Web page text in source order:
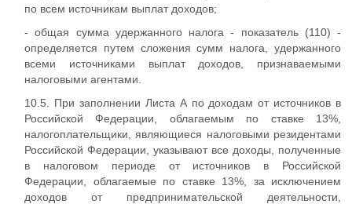
по всем источникам выплат доходов;
- общая сумма удержанного налога - показатель (110) -
определяется путем сложения сумм налога, удержанного
всеми источниками выплат доходов, признаваемыми
налоговыми агентами.
10.5. При заполнении Листа А по доходам от источников в
Российской Федерации, облагаемым по ставке 13%,
налогоплательщики, являющиеся налоговыми резидентами
Российской Федерации, указывают все доходы, полученные
в налоговом периоде от источников в Российской
Федерации, облагаемые по ставке 13%, за исключением
доходов от предпринимательской деятельности,